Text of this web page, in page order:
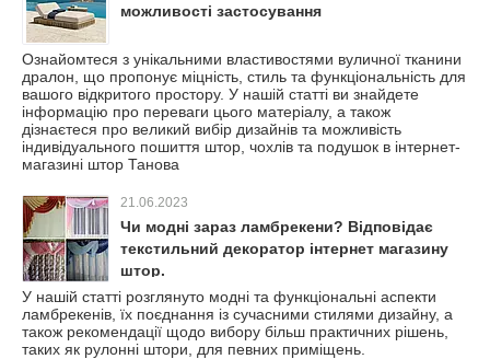
можливості застосування
Ознайомтеся з унікальними властивостями вуличної тканини
дралон, що пропонує міцність, стиль та функціональність для
вашого відкритого простору. У нашій статті ви знайдете
інформацію про переваги цього матеріалу, а також
дізнаєтеся про великий вибір дизайнів та можливість
індивідуального пошиття штор, чохлів та подушок в інтернет-
магазині штор Танова
21.06.2023
Чи модні зараз ламбрекени? Відповідає
текстильний декоратор інтернет магазину
штор.
У нашій статті розглянуто модні та функціональні аспекти
ламбрекенів, їх поєднання із сучасними стилями дизайну, а
також рекомендації щодо вибору більш практичних рішень,
таких як рулонні штори, для певних приміщень.